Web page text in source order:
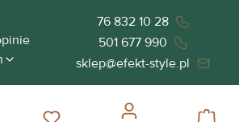
76 832 10 28
501 677 990
sklep@efekt-style.pl